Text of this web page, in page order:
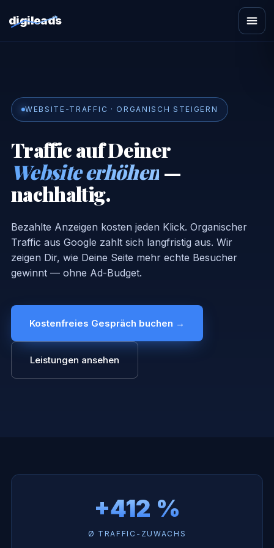
digileads
WEBSITE-TRAFFIC · ORGANISCH STEIGERN
Traffic auf Deiner
Website erhöhen —
nachhaltig.
Bezahlte Anzeigen kosten jeden Klick. Organischer
Traffic aus Google zahlt sich langfristig aus. Wir
zeigen Dir, wie Deine Seite mehr echte Besucher
gewinnt — ohne Ad-Budget.
Kostenfreies Gespräch buchen →
Leistungen ansehen
+412 %
Ø TRAFFIC-ZUWACHS